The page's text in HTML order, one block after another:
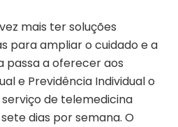
mais ter soluções
para ampliar o cuidado e a
passa a oferecer aos
e Previdência Individual o
de telemedicina
dias por semana. O